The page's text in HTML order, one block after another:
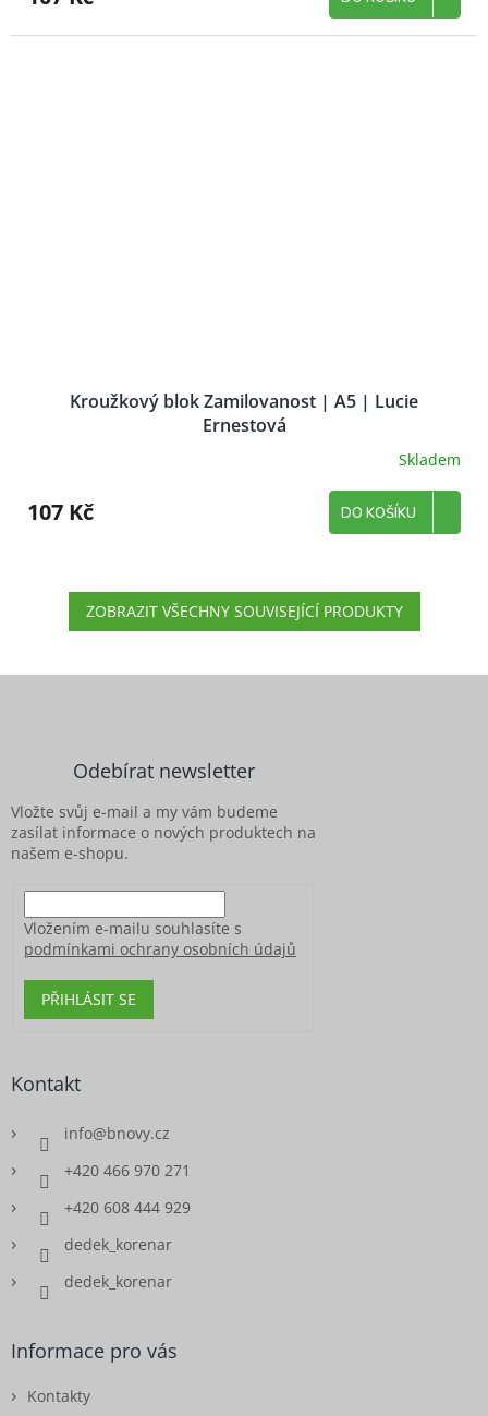
Kroužkový blok Zamilovanost | A5 | Lucie
Ernestová
Skladem
107 Kč DO KOŠÍKU
ZOBRAZIT VŠECHNY SOUVISEJÍCÍ PRODUKTY
Odebírat newsletter
Vložte svůj e-mail a my vám budeme
zasílat informace o nových produktech na
našem e-shopu.
Vložením e-mailu souhlasíte s
podmínkami ochrany osobních údajů
PŘIHLÁSIT SE
Kontakt
info@bnovy.cz
+420 466 970 271
+420 608 444 929
dedek_korenar
dedek_korenar
Informace pro vás
Kontakty